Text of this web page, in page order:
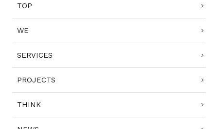
TOP
WE
SERVICES
PROJECTS
THINK